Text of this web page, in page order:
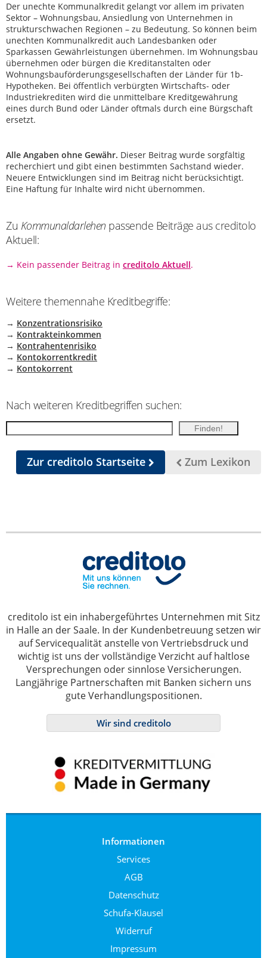
Der unechte Kommunalkredit gelangt vor allem im privaten
Sektor – Wohnungsbau, Ansiedlung von Unternehmen in
strukturschwachen Regionen – zu Bedeutung. So können beim
unechten Kommunalkredit auch Landesbanken oder
Sparkassen Gewährleistungen übernehmen. Im Wohnungsbau
übernehmen oder bürgen die Kreditanstalten oder
Wohnungsbauförderungsgesellschaften der Länder für 1b-
Hypotheken. Bei öffentlich verbürgten Wirtschafts- oder
Industriekrediten wird die unmittelbare Kreditgewährung
eines durch Bund oder Länder oftmals durch eine Bürgschaft
ersetzt.
Alle Angaben ohne Gewähr. Dieser Beitrag wurde sorgfältig
recherchiert und gibt einen bestimmten Sachstand wieder.
Neuere Entwicklungen sind im Beitrag nicht berücksichtigt.
Eine Haftung für Inhalte wird nicht übernommen.
Zu Kommunaldarlehen passende Beiträge aus creditolo
Aktuell:
→ Kein passender Beitrag in creditolo Aktuell.
Weitere themennahe Kreditbegriffe:
→ Konzentrationsrisiko
→ Kontrakteinkommen
→ Kontrahentenrisiko
→ Kontokorrentkredit
→ Kontokorrent
Nach weiteren Kreditbegriffen suchen:
Zum Lexikon
Zur creditolo Startseite
creditolo ist ein inhabergeführtes Unternehmen mit Sitz
in Halle an der Saale. In der Kundenbetreuung setzen wir
auf Servicequalität anstelle von Vertriebsdruck und
wichtig ist uns der vollständige Verzicht auf haltlose
Versprechungen oder sinnlose Versicherungen.
Langjährige Partnerschaften mit Banken sichern uns
gute Verhandlungspositionen.
Wir sind creditolo
Informationen
Services
AGB
Datenschutz
Schufa-Klausel
Widerruf
Impressum